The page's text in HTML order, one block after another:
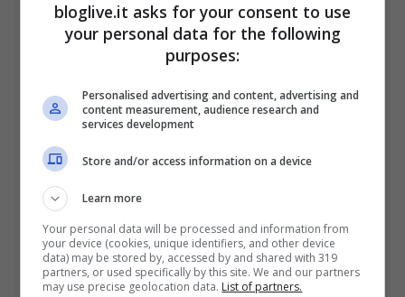
Da qui la sua idea di una linea di biancheria
intima dal nomeAnaOno, nata nel 2014 e
studiata appositamente per le varie fasi
(come chemio, intervento o post intervento)
che fanno parte di questa terribile malattia.
I tessuti sono adatti alle pelle sensibile e
modellati appositamente per non creare
fastidi su incisioni o cicatrici. Non ci sono
bloglive.it asks for your consent to use
your personal data for the following
purposes:
Personalised advertising and content, advertising and
content measurement, audience research and
services development
Store and/or access information on a device
Learn more
Your personal data will be processed and information from
your device (cookies, unique identifiers, and other device
data) may be stored by, accessed by and shared with 319
partners, or used specifically by this site. We and our partners
may use precise geolocation data. List of partners.